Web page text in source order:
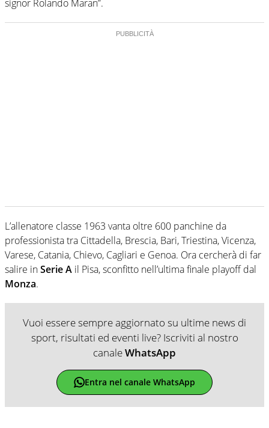
signor Rolando Maran”.
L’allenatore classe 1963 vanta oltre 600 panchine da
professionista tra Cittadella, Brescia, Bari, Triestina, Vicenza,
Varese, Catania, Chievo, Cagliari e Genoa. Ora cercherà di far
salire inSerie A il Pisa, sconfitto nell’ultima finale playoff dal
Monza.
Vuoi essere sempre aggiornato su ultime news di
sport, risultati ed eventi live? Iscriviti al nostro
canaleWhatsApp
Entra nel canale WhatsApp